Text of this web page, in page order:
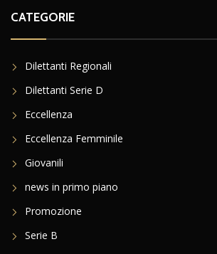
CATEGORIE
Dilettanti Regionali
Dilettanti Serie D
Eccellenza
Eccellenza Femminile
Giovanili
news in primo piano
Promozione
Serie B